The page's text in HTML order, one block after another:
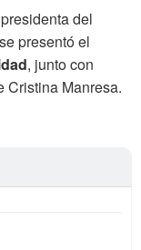
del
presentó el
, junto con
Cristina Manresa.